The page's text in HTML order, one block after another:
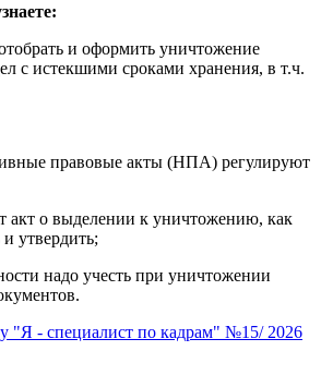
и оформить уничтожение
с истекшими сроками хранения, в т.ч.
правовые акты (НПА) регулируют
акт о выделении к уничтожению, как
и утвердить;
надо учесть при уничтожении
"Я - специалист по кадрам" №15/ 2026